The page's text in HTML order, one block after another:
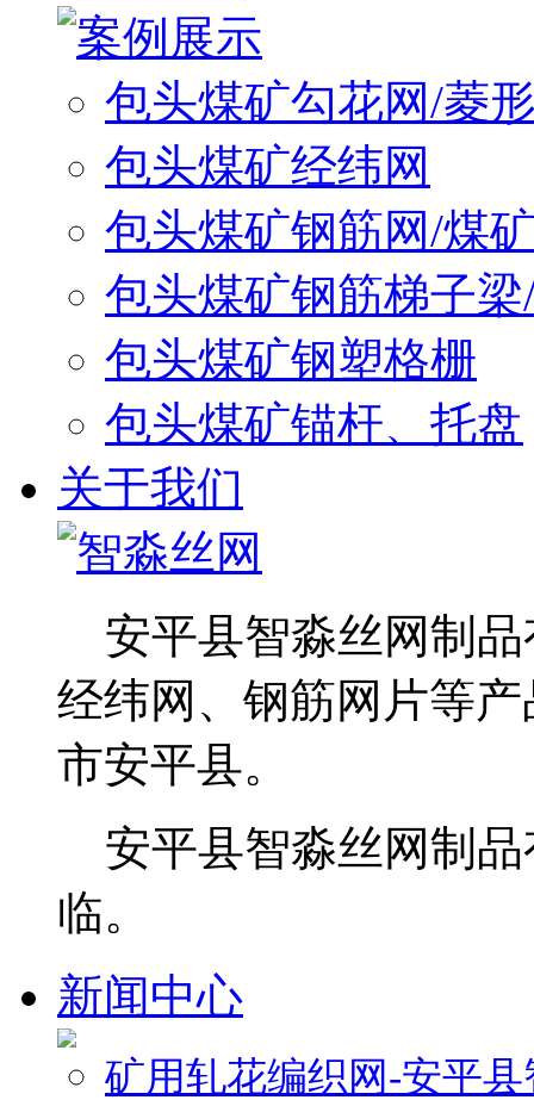
包头煤矿勾花网/菱
包头煤矿经纬网
包头煤矿钢筋网/煤
包头煤矿钢筋梯子
包头煤矿钢塑格栅
包头煤矿锚杆、托盘
关于我们
安平县智淼丝网制品
经纬网、钢筋网片等
市安平县。
安平县智淼丝网制品
临。
新闻中心
矿用轧花编织网-安平